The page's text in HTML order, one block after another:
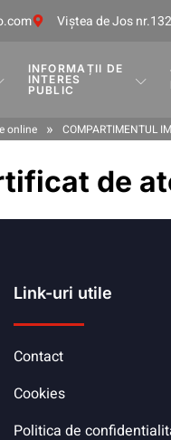
Viştea de Jos
INFORMAȚII DE
INTERES
PUBLIC
online » COMPARTIMENTUL
de
Link-uri utile
Contact
Cookies
Politica de